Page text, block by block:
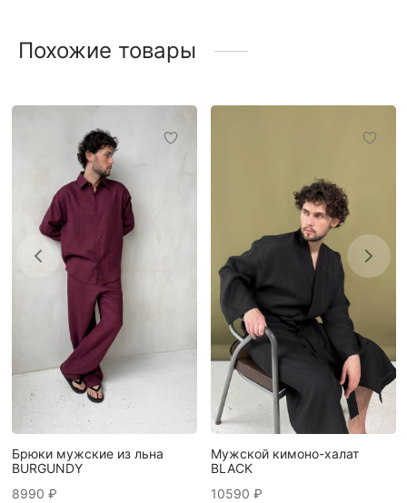
Похожие товары
Брюки мужские из льна
BURGUNDY
8990 ₽
Мужской кимоно-халат
BLACK
10590 ₽